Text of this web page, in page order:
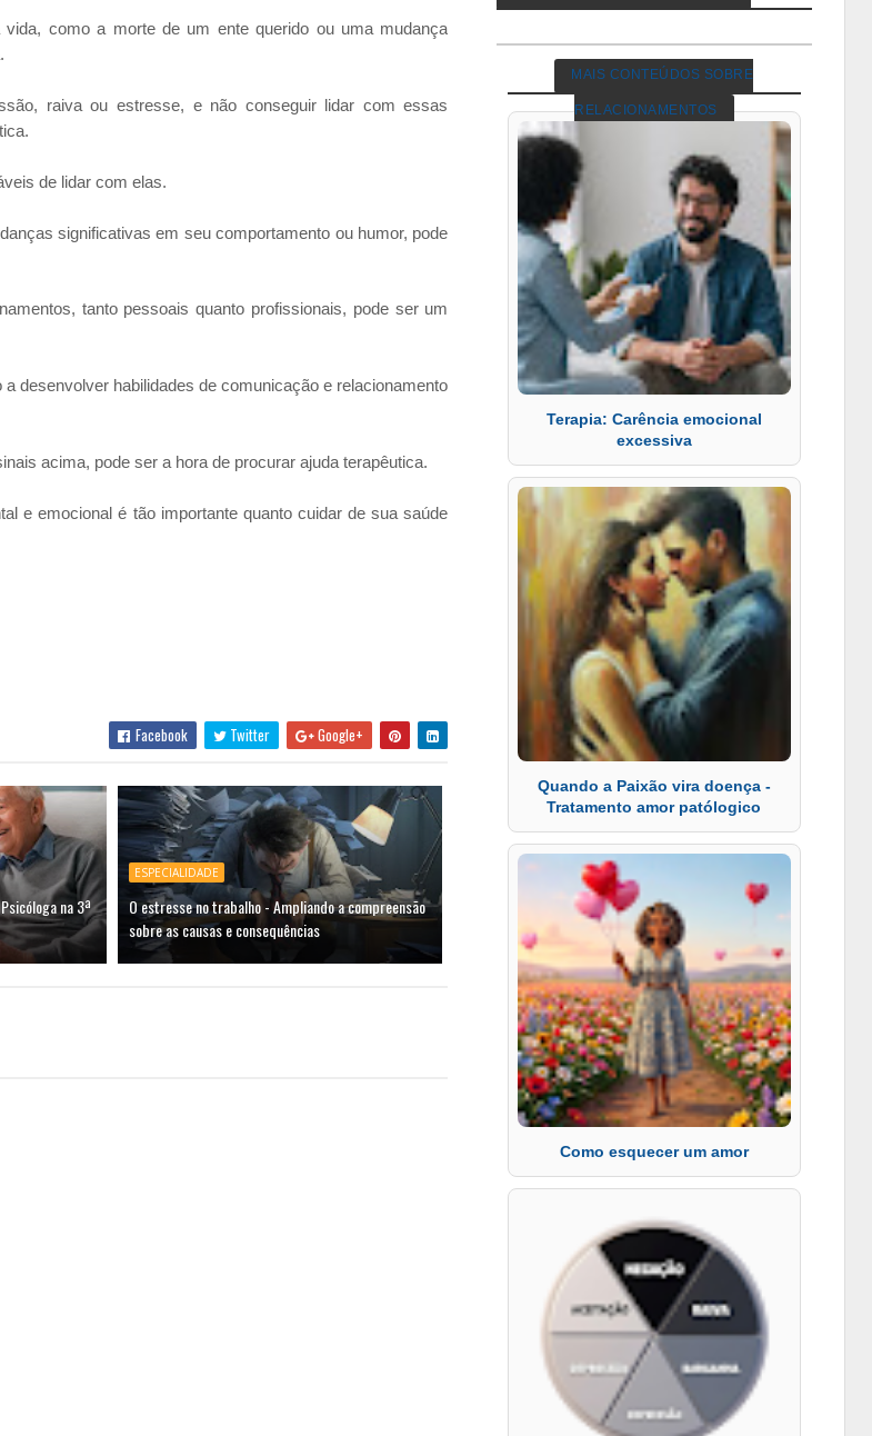
como a morte de um ente querido ou uma mudança
raiva ou estresse, e não conseguir lidar com essas
de lidar com elas.
significativas em seu comportamento ou humor, pode
tanto pessoais quanto profissionais, pode ser um
desenvolver habilidades de comunicação e relacionamento
acima, pode ser a hora de procurar ajuda terapêutica.
e emocional é tão importante quanto cuidar de sua saúde
Facebook Twitter Google+
na 3ª
ESPECIALIDADE
O estresse no trabalho - Ampliando a compreensão
sobre as causas e consequências
MAIS CONTEÚDOS SOBRE
RELACIONAMENTOS
Terapia: Carência emocional
excessiva
Quando a Paixão vira doença -
Tratamento amor patólogico
Como esquecer um amor